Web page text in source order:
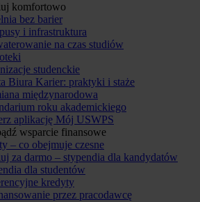
komfortowo
bez barier
i infrastruktura
na czas studiów
studenckie
Biura Karier: praktyki i staże
międzynarodowa
roku akademickiego
aplikację Mój USWPS
wsparcie finansowe
– co obejmuje czesne
za darmo – stypendia dla kandydatów
dla studentów
kredyty
przez pracodawcę